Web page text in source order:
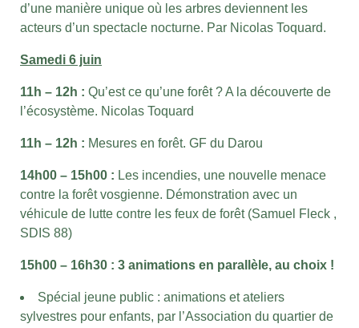
d’une manière unique où les arbres deviennent les
acteurs d’un spectacle nocturne. Par Nicolas Toquard.
Samedi 6 juin
11h – 12h : Qu’est ce qu’une forêt ? A la découverte de
l’écosystème. Nicolas Toquard
11h – 12h : Mesures en forêt. GF du Darou
14h00 – 15h00 : Les incendies, une nouvelle menace
contre la forêt vosgienne. Démonstration avec un
véhicule de lutte contre les feux de forêt (Samuel Fleck ,
SDIS 88)
15h00 – 16h30 : 3 animations en parallèle, au choix !
Spécial jeune public : animations et ateliers
sylvestres pour enfants, par l’Association du quartier de